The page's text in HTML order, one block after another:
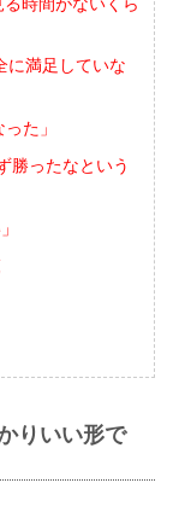
に満足していな
た」
勝ったなという
りいい形で